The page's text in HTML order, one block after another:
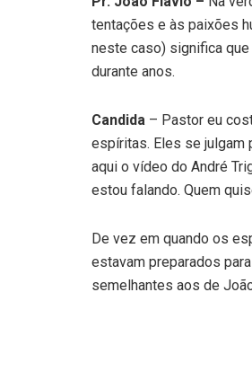
tentações e às paixões
neste caso) significa
durante anos.
Candida – Pastor eu
espíritas. Eles se julgam
aqui o vídeo do André
estou falando. Quem
De vez em quando os
estavam preparados
semelhantes aos de